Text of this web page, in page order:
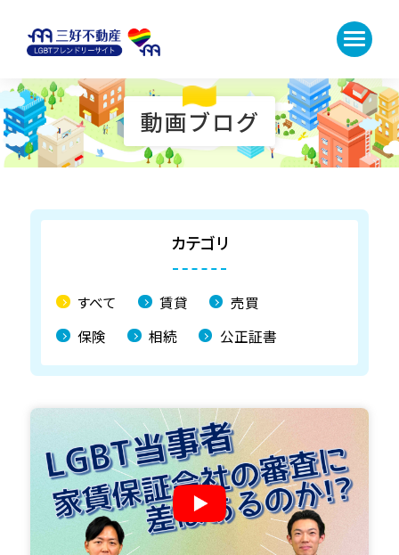
動画ブログ
カテゴリ
すべて 賃貸
売買
保険
相続 公正証書